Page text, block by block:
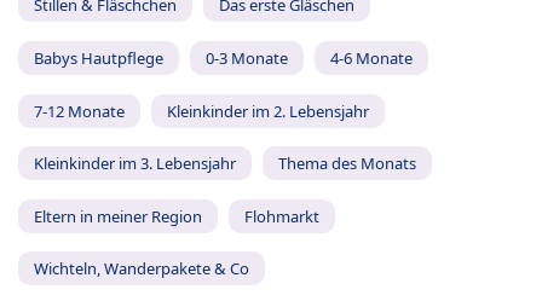
Stillen & Fläschchen Das erste Gläschen
Babys Hautpflege 0-3 Monate 4-6 Monate
7-12 Monate Kleinkinder im 2. Lebensjahr
Kleinkinder im 3. Lebensjahr Thema des Monats
Eltern in meiner Region Flohmarkt
Wichteln, Wanderpakete & Co